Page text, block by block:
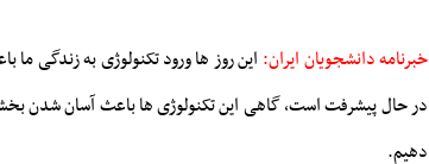
خبرنامه دانشجویان ایران: این روز ها ورود تکنولوژی به زندگی
در حال پیشرفت است، گاهی این تکنولوژی ها باعث آسان شدن
دهیم.